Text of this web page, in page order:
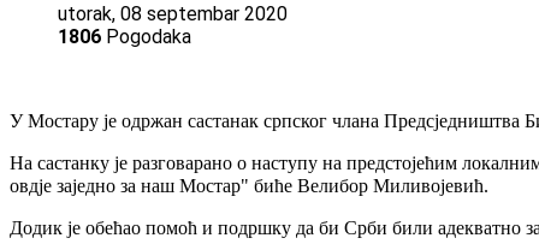
utorak, 08 septembar 2020
1806 Pogodaka
У Мостару је одржан састанак српског члана
На састанку је разговарано о наступу на предстојећим
овдје заједно за наш Мостар" биће Велибор Миливојевић.
Додик је обећао помоћ и подршку да би Срби били адекватно